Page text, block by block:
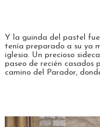
Y la guinda del pastel
tenía preparado a su ya
iglesia. Un precioso
paseo de recién casados
camino del Parador,